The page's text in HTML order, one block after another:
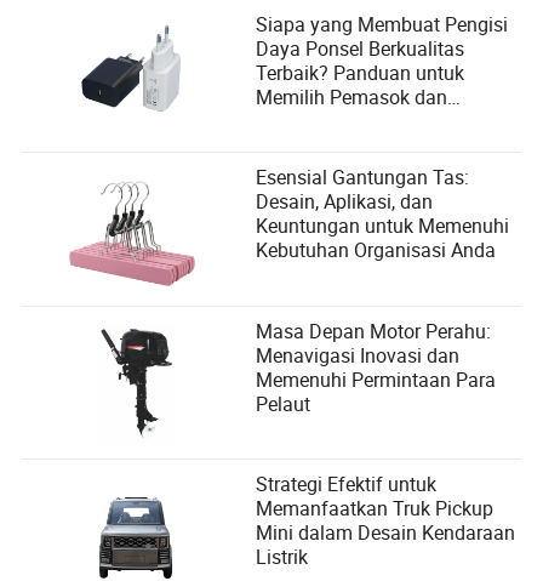
Siapa yang Membuat Pengisi
Daya Ponsel Berkualitas
Terbaik? Panduan untuk
Memilih Pemasok dan
Pengguna
Esensial Gantungan Tas:
Desain, Aplikasi, dan
Keuntungan untuk Memenuhi
Kebutuhan Organisasi Anda
Masa Depan Motor Perahu:
Menavigasi Inovasi dan
Memenuhi Permintaan Para
Pelaut
Strategi Efektif untuk
Memanfaatkan Truk Pickup
Mini dalam Desain Kendaraan
Listrik